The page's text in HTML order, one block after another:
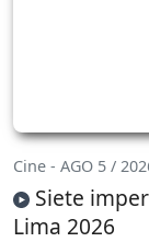
Cine - AGO 5 /
Siete
Lima 2026